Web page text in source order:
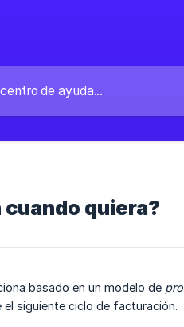
cuando quiera?
basado en un modelo de
siguiente ciclo de facturación.